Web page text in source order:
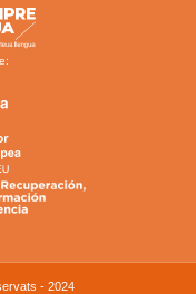
- 2024